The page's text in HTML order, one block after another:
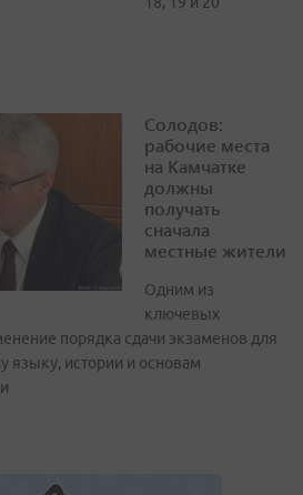
Солодов:
рабочие места
на Камчатке
должны
получать
сначала
местные жители
Одним из
ключевых
порядка сдачи экзаменов для
языку, истории и основам